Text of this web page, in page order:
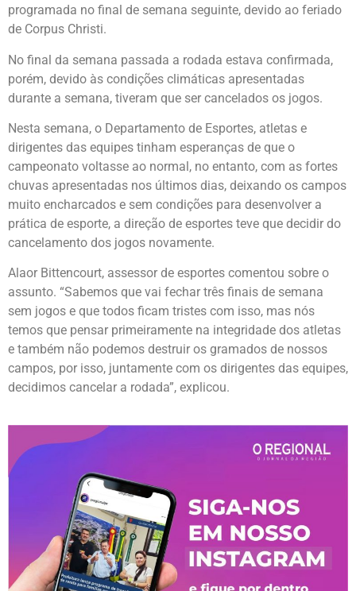
programada no final de semana seguinte, devido ao feriado
de Corpus Christi.
No final da semana passada a rodada estava confirmada,
porém, devido às condições climáticas apresentadas
durante a semana, tiveram que ser cancelados os jogos.
Nesta semana, o Departamento de Esportes, atletas e
dirigentes das equipes tinham esperanças de que o
campeonato voltasse ao normal, no entanto, com as fortes
chuvas apresentadas nos últimos dias, deixando os campos
muito encharcados e sem condições para desenvolver a
prática de esporte, a direção de esportes teve que decidir do
cancelamento dos jogos novamente.
Alaor Bittencourt, assessor de esportes comentou sobre o
assunto. “Sabemos que vai fechar três finais de semana
sem jogos e que todos ficam tristes com isso, mas nós
temos que pensar primeiramente na integridade dos atletas
e também não podemos destruir os gramados de nossos
campos, por isso, juntamente com os dirigentes das equipes,
decidimos cancelar a rodada”, explicou.